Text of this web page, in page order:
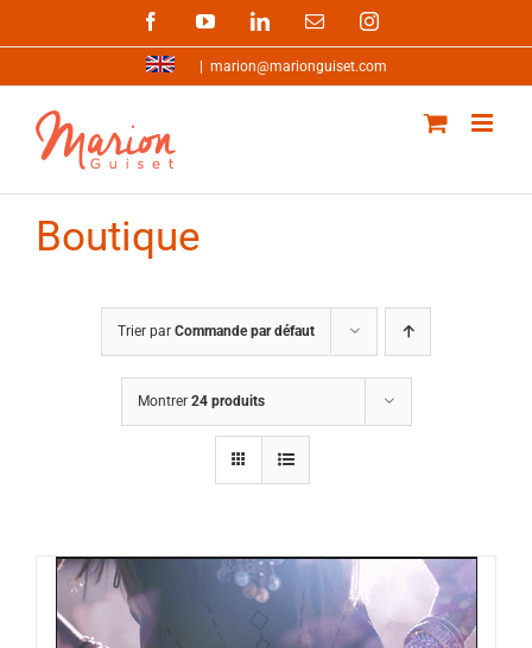
FacebookYouTubeLinkedInEmail Instagram
marion@marionguiset.com
Boutique
Trier par Commande par défaut
Montrer 24 produits